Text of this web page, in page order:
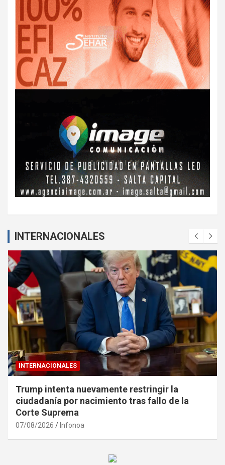
INTERNACIONALES
INTERNACIONALES
Trump intenta nuevamente restringir la
ciudadanía por nacimiento tras fallo de la
Corte Suprema
07/08/2026 Infonoa